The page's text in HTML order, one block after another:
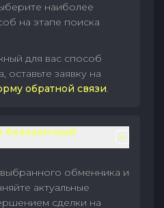
наиболее
на этапе поиска
для вас способ
заявку на
обратной связи.
безналичный
обменника и
актуальные
сделки на